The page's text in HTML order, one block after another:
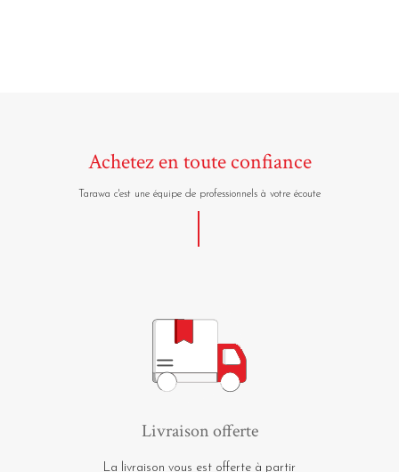
Achetez en toute confiance
Tarawa c'est une équipe de professionnels à votre écoute
Livraison offerte
La livraison vous est offerte à partir